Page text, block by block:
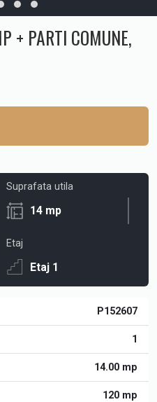
+ PARTI COMUNE,
Suprafata utila
14 mp
Etaj
Etaj 1
P152607
1
14.00 mp
120 mp